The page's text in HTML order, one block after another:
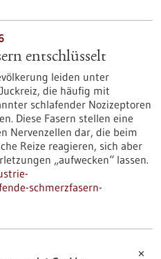
entschlüsselt
leiden unter
die häufig mit
schlafender Nozizeptoren
Diese Fasern stellen eine
Nervenzellen dar, die beim
Reize reagieren, sich aber
„aufwecken“ lassen.
schmerzfasern-
✕